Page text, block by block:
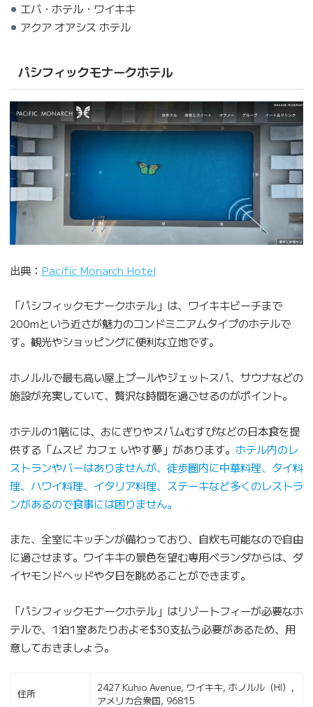
エバ・ホテル・ワイキキ
アクア オアシス ホテル
パシフィックモナークホテル
出典： Pacific Monarch Hotel
「パシフィックモナークホテル」は、ワイキキビーチまで
200mという近さが魅力のコンドミニアムタイプのホテルで
す。観光やショッピングに便利な立地です。
ホノルルで最も高い屋上プールやジェットスパ、サウナなどの
施設が充実していて、贅沢な時間を過ごせるのがポイント。
ホテルの1階には、おにぎりやスパムむすびなどの日本食を提
供する「ムスビ カフェ いやす夢」があります。 ホテル内のレ
ストランやバーはありませんが、徒歩圏内に中華料理、タイ料
理、ハワイ料理、イタリア料理、ステーキなど多くのレストラ
ンがあるので食事には困りません。
また、全室にキッチンが備わっており、自炊も可能なので自由
に過ごせます。ワイキキの景色を望む専用ベランダからは、ダ
イヤモンドヘッドや夕日を眺めることができます。
「パシフィックモナークホテル」はリゾートフィーが必要なホ
テルで、1泊1室あたりおよそ$30支払う必要があるため、用
意しておきましょう。
住所
2427 Kuhio Avenue, ワイキキ, ホノルル（HI）,
アメリカ合衆国, 96815